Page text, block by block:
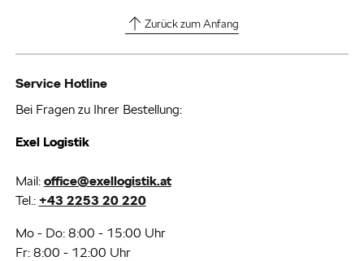
Zurück zum Anfang
Service Hotline
Bei Fragen zu Ihrer Bestellung:
Exel Logistik
Mail: office@exellogistik.at
Tel.: +43 2253 20 220
Mo - Do: 8:00 - 15:00 Uhr
Fr: 8:00 - 12:00 Uhr